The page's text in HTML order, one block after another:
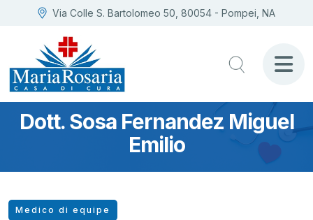
Via Colle S. Bartolomeo 50, 80054 - Pompei, NA
Dott. Sosa Fernandez Miguel
Emilio
Medico di equipe